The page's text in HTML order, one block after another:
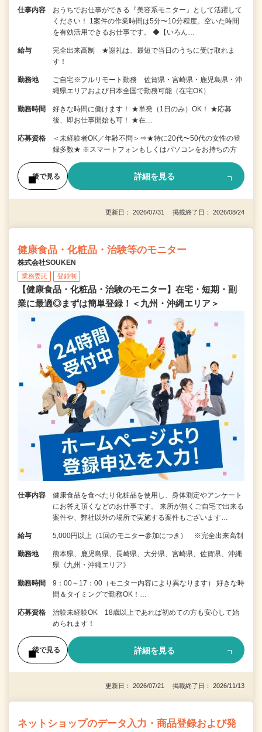
仕事内容
おうちでお仕事ができる『美容系モニター』として活躍して
ください！ 1案件の作業時間は5分〜10分程度。空いた時間
を有効活用できるお仕事です。 ◆【いろん…
給与
完全出来高制 ★謝礼は、最短で当日のうちに受け取れま
す！
勤務地
ご自宅※フルリモート勤務 佐賀県・宮崎県・鹿児島県・沖
縄県エリアおよび日本全国で勤務可能（在宅OK）
勤務時間
好きな時間に働けます！ ★単発（1日のみ）OK！ ★応募
後、即お仕事開始も可！ ★在…
応募資格
＜未経験者OK／年齢不問＞⇒★特に20代〜50代の女性の登
録多数★ ※スマートフォンもしくはパソコンをお持ちの方
後で見る 詳細を見る
更新日： 2026/07/31 掲載終了日： 2026/08/24
健康食品・化粧品・治験等のモニター
株式会社SOUKEN
業務委託 登録制
【健康食品・化粧品・治験のモニター】在宅・短期・副
業に最適◎まずは簡単登録！＜九州・沖縄エリア＞
仕事内容
健康食品を食べたり化粧品を使用し、身体測定やアンケート
にお答え頂くなどのお仕事です。 来所が無くご自宅で出来る
案件や、弊社以外の場所で実施する案件もございます…
給与 5,000円以上（1回のモニター参加につき） ※完全出来高制
勤務地
熊本県、鹿児島県、長崎県、大分県、宮崎県、佐賀県、沖縄
県《九州・沖縄エリア》
勤務時間
9：00～17：00（モニター内容により異なります） 好きな時
間＆タイミングで勤務OK！…
応募資格
治験未経験OK 18歳以上であれば初めての方も安心して始
められます！
後で見る 詳細を見る
更新日： 2026/07/21 掲載終了日： 2026/11/13
ネットショップのデータ入力・商品登録および発